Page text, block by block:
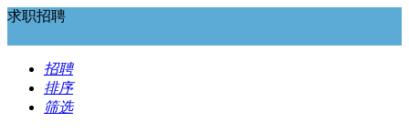
求职招聘
招聘
排序
筛选